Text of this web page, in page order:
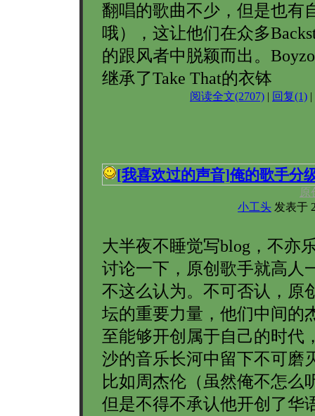
翻唱的歌曲不少，但是也有
哦），这让他们在众多
的跟风者中脱颖而出。
继承了Take That的衣钵
阅读全文(2707) | 回复(1) |
[我喜欢过的声音]俺的歌手分
原
小工头 发表于
大半夜不睡觉写blog，不亦
讨论一下，原创歌手就高人
不这么认为。不可否认，原
坛的重要力量，他们中间的
至能够开创属于自己的时代
沙的音乐长河中留下不可磨
比如周杰伦（虽然俺不怎么
但是不得不承认他开创了华